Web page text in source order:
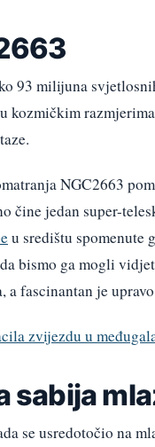
93 milijuna
kozmičkim
NGC2663
čine jedan super-
u središtu spomenute
bismo ga mogli
fascinantan je
zvijezdu u
sabija
se usredotočio na